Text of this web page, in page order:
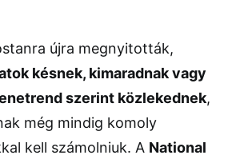
újra megnyitották,
késnek, kimaradnak vagy
szerint közlekednek,
még mindig komoly
kell számolniuk. A National